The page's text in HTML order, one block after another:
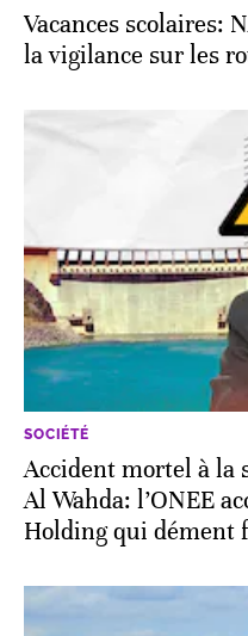
Vacances scolaires:
la vigilance sur les
SOCIÉTÉ
Accident mortel à la
Al Wahda: l’ONEE
Holding qui dément